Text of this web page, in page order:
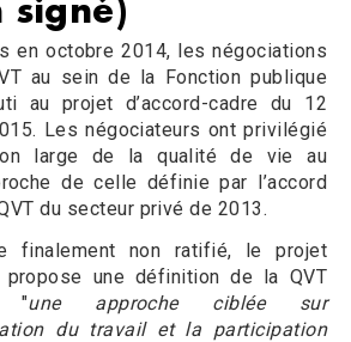
signé)
en octobre 2014, les négociations
au sein de la Fonction publique
au projet d’accord-cadre du 12
Les négociateurs ont privilégié
large de la qualité de vie au
de celle définie par l’accord
du secteur privé de 2013.
finalement non ratifié, le projet
propose une définition de la QVT
"une approche ciblée sur
du travail et la participation